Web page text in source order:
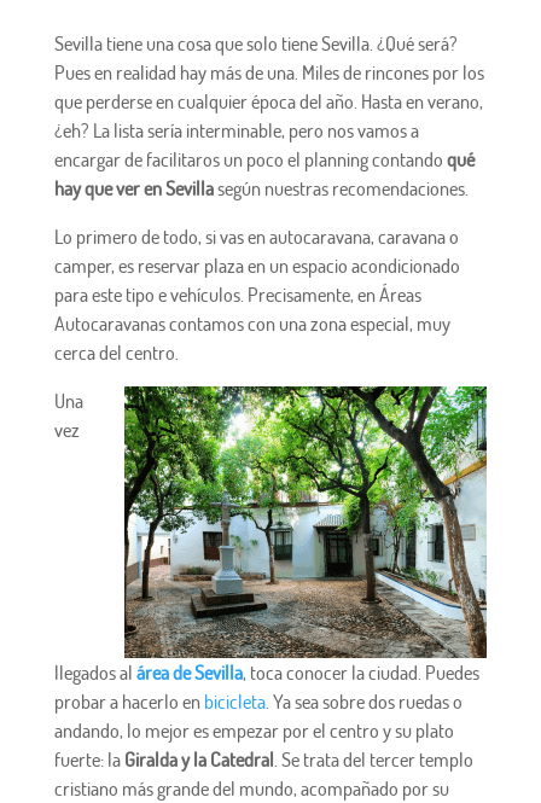
Sevilla tiene una cosa que solo tiene Sevilla. ¿Qué será?
Pues en realidad hay más de una. Miles de rincones por los
que perderse en cualquier época del año. Hasta en verano,
¿eh? La lista sería interminable, pero nos vamos a
encargar de facilitaros un poco el planning contando qué
hay que ver en Sevillasegún nuestras recomendaciones.
Lo primero de todo, si vas en autocaravana, caravana o
camper, es reservar plaza en un espacio acondicionado
para este tipo e vehículos. Precisamente, en Áreas
Autocaravanas contamos con una zona especial, muy
cerca del centro.
Una
vez
llegados al área de Sevilla, toca conocer la ciudad. Puedes
probar a hacerlo en bicicleta. Ya sea sobre dos ruedas o
andando, lo mejor es empezar por el centro y su plato
fuerte: la Giralda y la Catedral . Se trata del tercer templo
cristiano más grande del mundo, acompañado por su